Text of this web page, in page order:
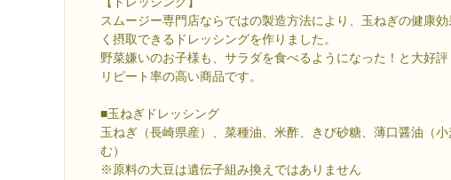
スムージー専門店ならではの製造方法により、玉ねぎの健康
く摂取できるドレッシングを作りました。
野菜嫌いのお子様も、サラダを食べるようになった！と大好評
リピート率の高い商品です。
■玉ねぎドレッシング
玉ねぎ（長崎県産）、菜種油、米酢、きび砂糖、薄口醤油（
む）
※原料の大豆は遺伝子組み換えではありません